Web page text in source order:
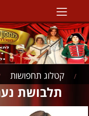
/ קטלוג תחפושות
תלבושת